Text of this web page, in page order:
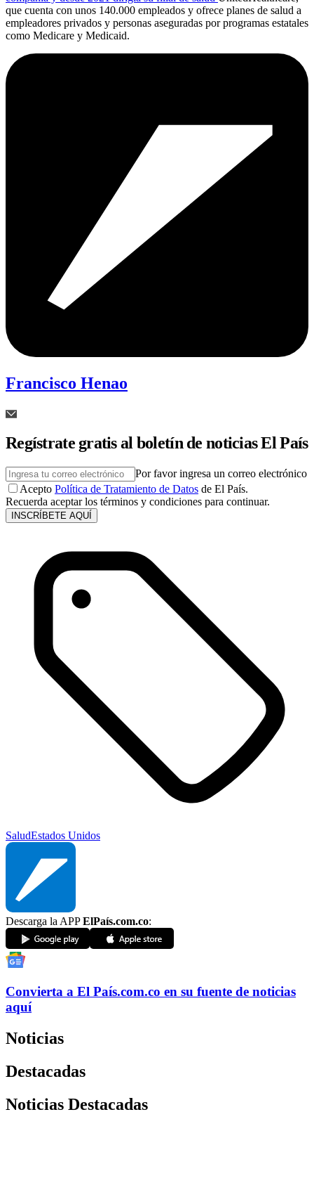
que cuenta con unos 140.000 empleados y ofrece planes de salud a
empleadores privados y personas aseguradas por programas estatales
como Medicare y Medicaid.
Francisco Henao
Regístrate gratis al boletín de noticias El País
Por favor ingresa un correo electrónico
Acepto Política de Tratamiento de Datos de El País.
Recuerda aceptar los términos y condiciones para continuar.
INSCRÍBETE AQUÍ
SaludEstados Unidos
Descarga la APPElPaís.com.co:
Convierta a El País.com.co en su fuente de noticias
aquí
Noticias
Destacadas
Noticias Destacadas